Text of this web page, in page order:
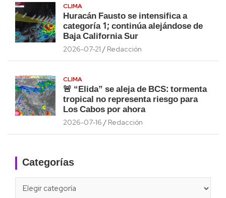
CLIMA
Huracán Fausto se intensifica a
categoría 1; continúa alejándose de
Baja California Sur
2026-07-21 Redacción
CLIMA
🚨 “Elida” se aleja de BCS: tormenta
tropical no representa riesgo para
Los Cabos por ahora
2026-07-16 Redacción
Categorías